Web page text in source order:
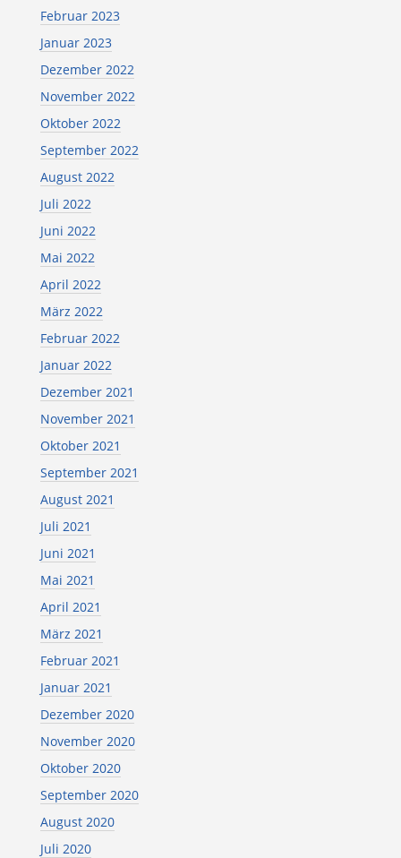
Februar 2023
Januar 2023
Dezember 2022
November 2022
Oktober 2022
September 2022
August 2022
Juli 2022
Juni 2022
Mai 2022
April 2022
März 2022
Februar 2022
Januar 2022
Dezember 2021
November 2021
Oktober 2021
September 2021
August 2021
Juli 2021
Juni 2021
Mai 2021
April 2021
März 2021
Februar 2021
Januar 2021
Dezember 2020
November 2020
Oktober 2020
September 2020
August 2020
Juli 2020